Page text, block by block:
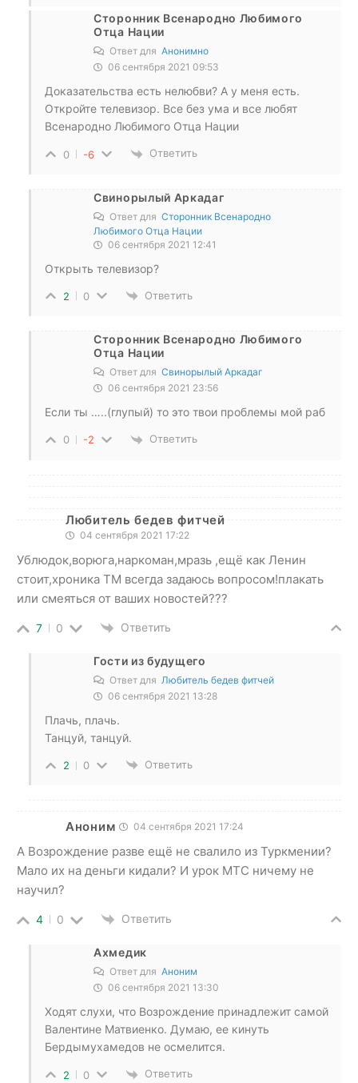
Сторонник Всенародно Любимого
Отца Нации
Ответ для Анонимно
06 сентября 2021 09:53
Доказательства есть нелюбви? А у меня есть.
Откройте телевизор. Все без ума и все любят
Всенародно Любимого Отца Нации
0 -6 Ответить
Свинорылый Аркадаг
Ответ для Сторонник Всенародно
Любимого Отца Нации
06 сентября 2021 12:41
Открыть телевизор?
2 0 Ответить
Сторонник Всенародно Любимого
Отца Нации
Ответ для Свинорылый Аркадаг
06 сентября 2021 23:56
Если ты …..(глупый) то это твои проблемы мой раб
0 -2 Ответить
Любитель бедев фитчей
04 сентября 2021 17:22
Ублюдок,ворюга,наркоман,мразь ,ещё как Ленин
стоит,хроника ТМ всегда задаюсь вопросом!плакать
или смеяться от ваших новостей???
7 0 Ответить
Гости из будущего
Ответ для Любитель бедев фитчей
06 сентября 2021 13:28
Плачь, плачь.
Танцуй, танцуй.
2 0 Ответить
Аноним 04 сентября 2021 17:24
А Возрождение разве ещё не свалило из Туркмении?
Мало их на деньги кидали? И урок МТС ничему не
научил?
4 0 Ответить
Ахмедик
Ответ для Аноним
06 сентября 2021 13:30
Ходят слухи, что Возрождение принадлежит самой
Валентине Матвиенко. Думаю, ее кинуть
Бердымухамедов не осмелится.
2 0 Ответить